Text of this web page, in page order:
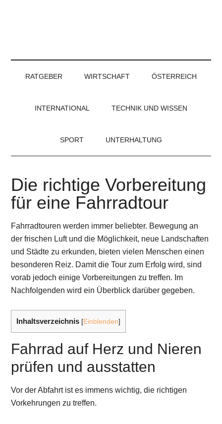
RATGEBER WIRTSCHAFT ÖSTERREICH
INTERNATIONAL TECHNIK UND WISSEN
SPORT UNTERHALTUNG
Die richtige Vorbereitung
für eine Fahrradtour
Fahrradtouren werden immer beliebter. Bewegung an
der frischen Luft und die Möglichkeit, neue Landschaften
und Städte zu erkunden, bieten vielen Menschen einen
besonderen Reiz. Damit die Tour zum Erfolg wird, sind
vorab jedoch einige Vorbereitungen zu treffen. Im
Nachfolgenden wird ein Überblick darüber gegeben.
Inhaltsverzeichnis [Einblenden]
Fahrrad auf Herz und Nieren
prüfen und ausstatten
Vor der Abfahrt ist es immens wichtig, die richtigen
Vorkehrungen zu treffen.